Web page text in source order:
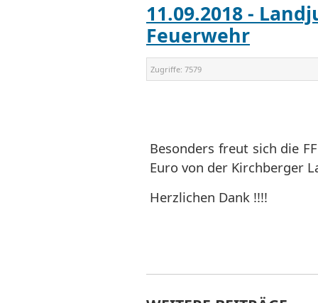
11.09.2018 -
Feuerwehr
Zugriffe: 7579
Besonders freut sich die
Euro von der Kirchberger
Herzlichen Dank !!!!